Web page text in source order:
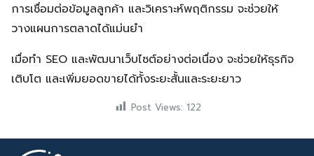
การเชื่อมต่อข้อมูลลูกค้า และวิเคราะห์พฤติกรรม จะช่วยให้
วางแผนการตลาดได้แม่นยำ
เมื่อทำ SEO และพัฒนาเว็บไซต์อย่างต่อเนื่อง จะช่วยให้ธุรกิจ
เติบโต และเพิ่มยอดขายได้ทั้งระยะสั้นและระยะยาว
Post Views: 122